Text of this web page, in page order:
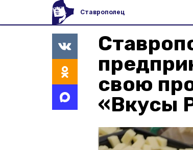
Ставрополец
свою
«Вкусы